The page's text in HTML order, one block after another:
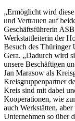
„Ermöglicht wird
und Vertrauen auf
Geschäftsführerin
Werkstattleiterin der
Besuch des Thüringer
Gera. „Dadurch wird
unsere Beschäftigen
Jan Marasow als
Kreisgruppenpartner
Kreis sind mit dabei
Kooperationen, wie
auch Werkstätten,
Unternehmen so über